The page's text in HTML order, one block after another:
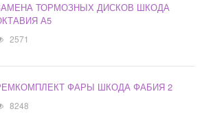
ТОРМОЗНЫХ ДИСКОВ ШКОДА
А5
2571
ФАРЫ ШКОДА ФАБИЯ 2
8248